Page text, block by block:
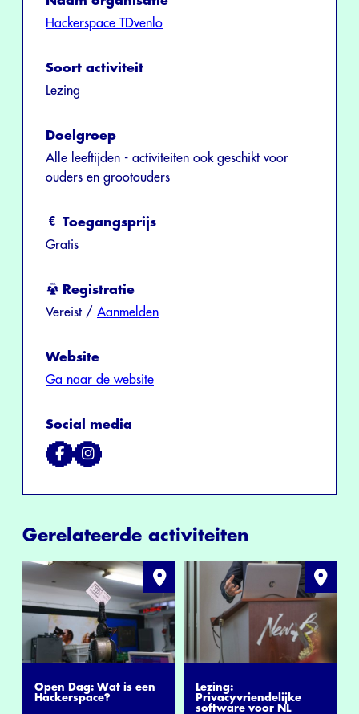
Hackerspace TDvenlo
Soort activiteit
Lezing
Doelgroep
Alle leeftijden - activiteiten ook geschikt voor
ouders en grootouders
Toegangsprijs
Gratis
Registratie
Vereist / Aanmelden
Website
Ga naar de website
Social media
Gerelateerde activiteiten
Open Dag: Wat is een
Hackerspace?
Lezing:
Privacyvriendelijke
software voor NL